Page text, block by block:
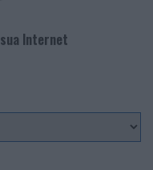
Internet